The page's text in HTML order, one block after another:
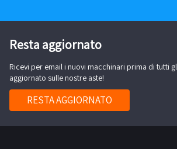
Resta aggiornato
Ricevi per email i nuovi macchinari prima di tutti
aggiornato sulle nostre aste!
RESTA AGGIORNATO